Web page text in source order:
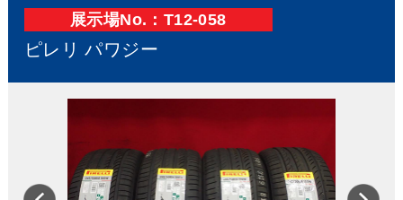
展⽰場No.：T12-058
ピレリ パワジー